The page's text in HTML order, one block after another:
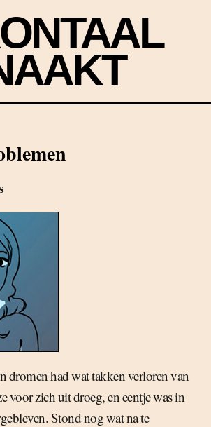
dromen had wat takken verloren van
voor zich uit droeg, en eentje was in
Stond nog wat na te